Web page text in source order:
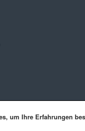
um Ihre Erfahrungen